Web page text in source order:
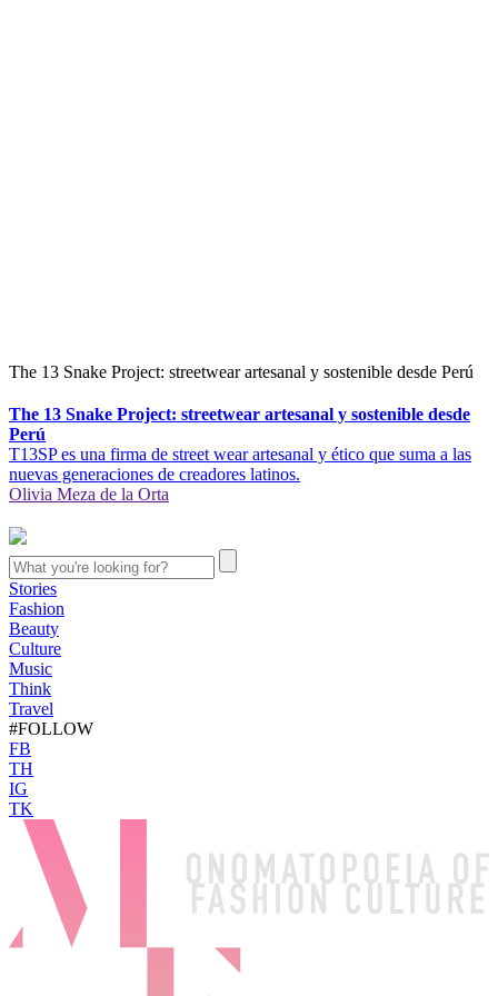
The 13 Snake Project: streetwear artesanal y sostenible desde Perú
The 13 Snake Project: streetwear artesanal y sostenible desde
Perú
T13SP es una firma de street wear artesanal y ético que suma a las
nuevas generaciones de creadores latinos.
Olivia Meza de la Orta
Stories
Fashion
Beauty
Culture
Music
Think
Travel
#FOLLOW
FB
TH
IG
TK